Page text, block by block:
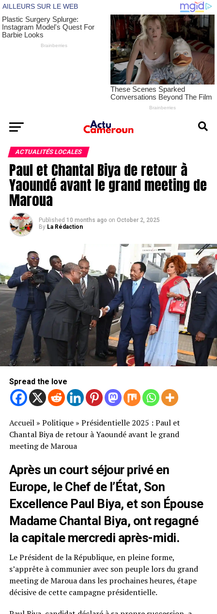
ACTUALITÉS LOCALES
Paul et Chantal Biya de retour à
Yaoundé avant le grand meeting de
Maroua
Published 10 months ago on October 2, 2025
By La Rédaction
Spread the love
Accueil» Politique» Présidentielle 2025 : Paul et
Chantal Biya de retour à Yaoundé avant le grand
meeting de Maroua
Après un court séjour privé en
Europe, le Chef de l’État, Son
Excellence Paul Biya, et son Épouse
Madame Chantal Biya, ont regagné
la capitale mercredi après-midi.
Le Président de la République, en pleine forme,
s’apprête à communier avec son peuple lors du grand
meeting de Maroua dans les prochaines heures, étape
décisive de cette campagne présidentielle.